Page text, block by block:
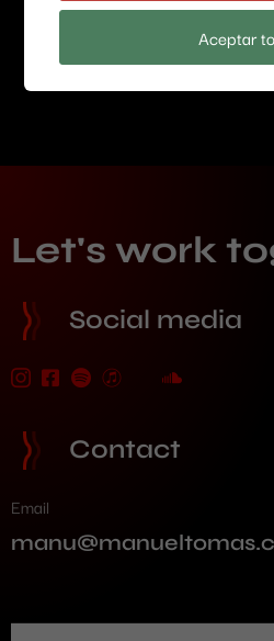
este navegador para la
Let's work
Social media
Contact
Email
Aceptar